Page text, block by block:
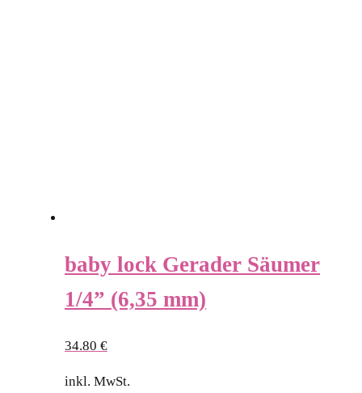
baby lock Gerader Säumer
1/4” (6,35 mm)
34.80 €
inkl. MwSt.